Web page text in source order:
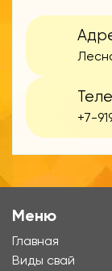
+7-
Меню
Главная
Виды свай